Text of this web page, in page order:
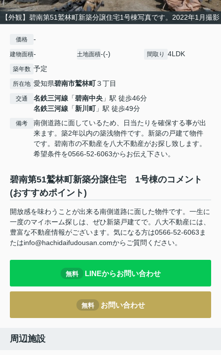
【外観】碧南第51鷲林町新築分譲住宅1号棟写真です。2022年1月撮影
価格 -
建物面積- 土地面積-(-) 間取り 4LDK
築年数 予定
所在地 愛知県碧南市鷲林町３丁目
交通 名鉄三河線 「碧南中央 」駅 徒歩46分
名鉄三河線 「新川町」駅 徒歩49分
備考
南側道路に面しているため、日当たりを確保する事が出
来ます。築2年以内の築浅物件です。新築の戸建て物件
です。碧南市の不動産を八大不動産がお探し致します。
希望条件を0566-52-6063からお伝え下さい。
碧南第51鷲林町新築分譲住宅 1号棟のコメント
(おすすめポイント)
開放感を味わうことが出来る南側道路に面した物件です。一生に
一度のマイホーム探しは、ぜひ新築戸建てで。八大不動産には、
豊富な不動産情報がございます。気になる方は0566-52-6063ま
たはinfo@hachidaifudousan.comからご質問ください。
無料 LINEからお問い合わせ
無料 お問い合わせ
周辺施設